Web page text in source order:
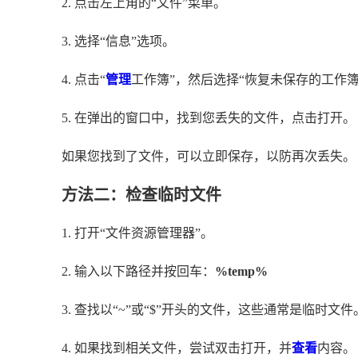
2. 点击左上角的“文件”菜单。
3. 选择“信息”选项。
4. 点击“管理工作簿”，然后选择“恢复未保存的工作
5. 在弹出的窗口中，找到您丢失的文件，点击打开。
如果您找到了文件，可以立即保存，以防再次丢失。
方法二：检查临时文件
1. 打开“文件资源管理器”。
2. 输入以下路径并按回车： %temp%
3. 查找以“~”或“$”开头的文件，这些通常是临时文件
4. 如果找到相关文件，尝试双击打开，并查看内容。